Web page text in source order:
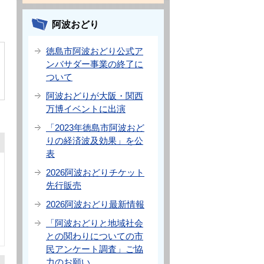
阿波おどり
徳島市阿波おどり公式ア
ンバサダー事業の終了に
ついて
阿波おどりが大阪・関西
万博イベントに出演
「2023年徳島市阿波おど
りの経済波及効果」を公
表
2026阿波おどりチケット
先行販売
2026阿波おどり最新情報
「阿波おどりと地域社会
との関わりについての市
民アンケート調査」ご協
力のお願い